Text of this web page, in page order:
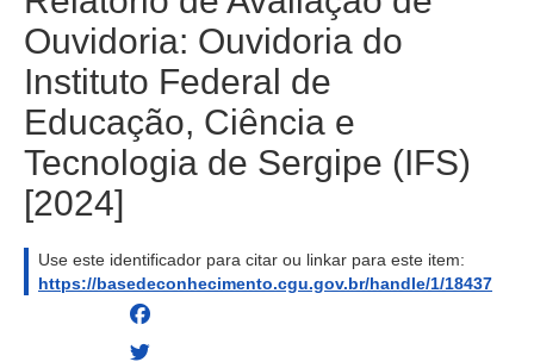
Ouvidoria: Ouvidoria do
Instituto Federal de
Educação, Ciência e
Tecnologia de Sergipe (IFS)
[2024]
Use este identificador para citar ou linkar para este item:
https://basedeconhecimento.cgu.gov.br/handle/1/18437